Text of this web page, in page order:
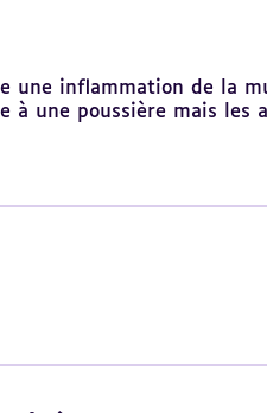
une inflammation de la
une poussière mais les